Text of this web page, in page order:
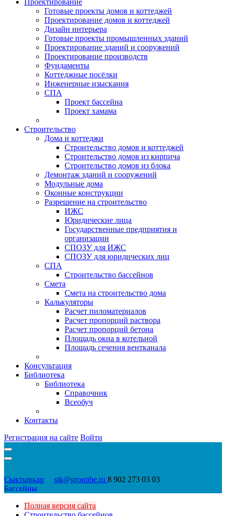
Проектирование
Готовые проекты домов и коттеджей
Проектирование домов и коттеджей
Дизайн интерьера
Готовые проекты промышленных зданий
Проектирование зданий и сооружений
Проектирование производств
Фундаменты
Коттеджные посёлки
Инженерные изыскания
СПА
Проект бассейна
Проект хамама
Строительство
Дома и коттеджи
Строительство домов и коттеджей
Строительство домов из кирпича
Строительство домов из блока
Демонтаж зданий и сооружений
Модульные дома
Оконные конструкции
Разрешение на строительство
ИЖС
Юридические лица
Государственные предприятия и
организации
СПОЗУ для ИЖС
СПОЗУ для юридических лиц
СПА
Строительство бассейнов
Смета
Смета на строительство дома
Калькуляторы
Расчет пиломатериалов
Расчет пропорций раствора
Расчет пропорций бетона
Площадь окна в котельной
Площадь сечения вентканала
Консультация
Библиотека
Библиотека
Справочник
Всеобуч
Контакты
Регистрация на сайте Войти
Сыктывкар stk@grouphe.ru 8 902 273 03 03
Бассейны
Полная версия сайта